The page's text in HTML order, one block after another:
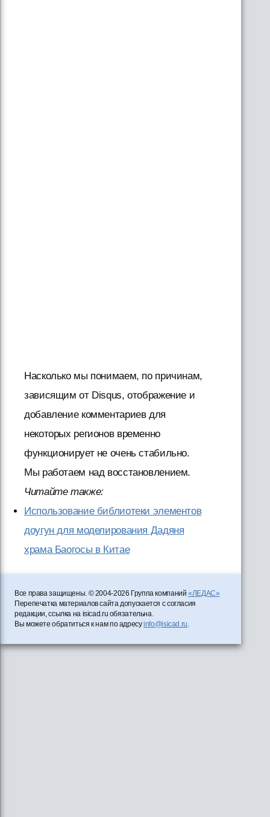
Насколько мы понимаем, по причинам,
зависящим от Disqus, отображение и
добавление комментариев для
некоторых регионов временно
функционирует не очень стабильно.
Мы работаем над восстановлением.
Читайте также:
Использование библиотеки элементов
доугун для моделирования Дадяня
храма Баогосы в Китае
Все права защищены. © 2004-2026 Группа компаний«ЛЕДАС»
Перепечатка материалов сайта допускается с согласия
редакции, ссылка на isicad.ru обязательна.
Вы можете обратиться к нам по адресуinfo@isicad.ru